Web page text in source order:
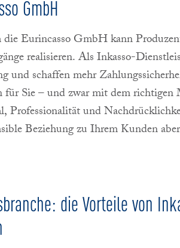
GmbH
Eurincasso GmbH kann
realisieren. Als Inkasso-
und schaffen mehr
für Sie – und zwar mit dem richtigen
Professionalität und
Beziehung zu Ihrem Kunden
die Vorteile von